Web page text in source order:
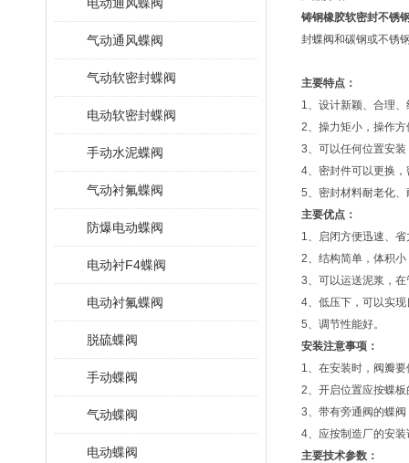
气动通风蝶阀
气动软密封蝶阀
电动软密封蝶阀
手动水泥蝶阀
气动衬氟蝶阀
防爆电动蝶阀
电动衬F4蝶阀
电动衬氟蝶阀
脱硫蝶阀
手动蝶阀
气动蝶阀
电动蝶阀
铸钢橡胶软密封不锈
封蝶阀和碳钢或不锈
主要特点：
1、设计新颖、合理
2、操力矩小，操作
3、可以任何位置安
4、密封件可以更换
5、密封材料耐老化
主要优点：
1、启闭方便迅速、
2、结构简单，体积
3、可以运送泥浆，
4、低压下，可以实
5、调节性能好。
安装注意事项：
1、在安装时，阀瓣
2、开启位置应按蝶
3、带有旁通阀的蝶
4、应按制造厂的安
主要技术参数：